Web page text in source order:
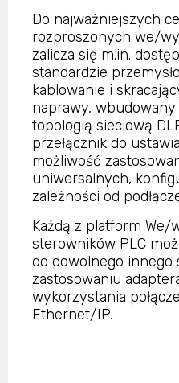
Do najważniejszych
rozproszonych we/
zalicza się m.in.
standardzie
kablowanie i
naprawy, wbudowany
topologią sieciową
przełącznik do
możliwość
uniwersalnych,
zależności od
Każdą z platform We/
sterowników PLC
do dowolnego innego
zastosowaniu
wykorzystania
Ethernet/IP.